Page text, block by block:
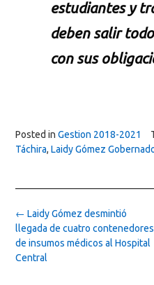
estudiantes y
deben salir
con sus
Posted in Gestion 2018-2021
Táchira, Laidy Gómez
Post
navigation
← Laidy Gómez desmintió
llegada de cuatro contenedores
de insumos médicos al Hospital
Central